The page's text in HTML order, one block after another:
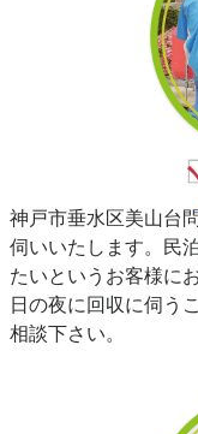
神戸市垂水区美山台
伺いいたします。民
たいというお客様に
日の夜に回収に伺う
相談下さい。